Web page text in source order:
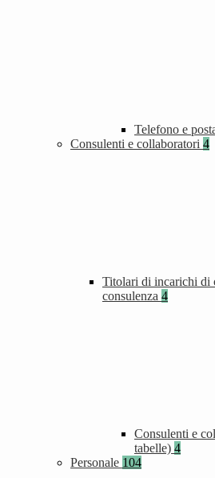
Telefono e
Consulenti e collaboratori 4
Titolari di incarichi di
consulenza 4
Consulenti e
tabelle) 4
Personale 104